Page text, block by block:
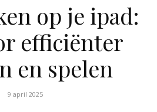
op je ipad:
efficiënter
en spelen
9 april 2025